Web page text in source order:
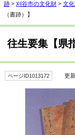
跡 > 刈谷市の文化財 > 文
（書跡）】
往生要集【県
ページID1013172 更新